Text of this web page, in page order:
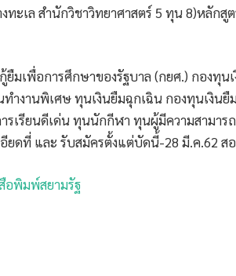
ทะเล สำนักวิชาวิทยาศาสตร์ 5 ทุน 8)หลักสู
ยืมเพื่อการศึกษาของรัฐบาล (กยศ.) กองทุ
ำงานพิเศษ ทุนเงินยืมฉุกเฉิน กองทุนเงินยื
เรียนดีเด่น ทุนนักกีฬา ทุนผู้มีความสามาร
ยดที่ และ รับสมัครตั้งแต่บัดนี้-28 มี.ค.62 ส
อพิมพ์สยามรัฐ